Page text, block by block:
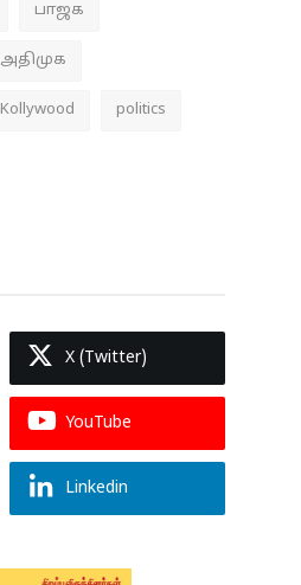
பாஜக
அதிமுக
Kollywood politics
X (Twitter)
YouTube
Linkedin